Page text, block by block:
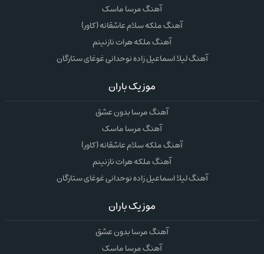
آهنگ مرسا ماسک
آهنگ ملکه سلام عاشقانه (کاور)
آهنگ ملکه هرات نازنینم
آهنگ لیلا اسماعیل زاده نوحدانی غوغای ستارگان
موزیک باران
آهنگ مرسا بدون عشق
آهنگ مرسا ماسک
آهنگ ملکه سلام عاشقانه (کاور)
آهنگ ملکه هرات نازنینم
آهنگ لیلا اسماعیل زاده نوحدانی غوغای ستارگان
موزیک باران
آهنگ مرسا بدون عشق
آهنگ مرسا ماسک